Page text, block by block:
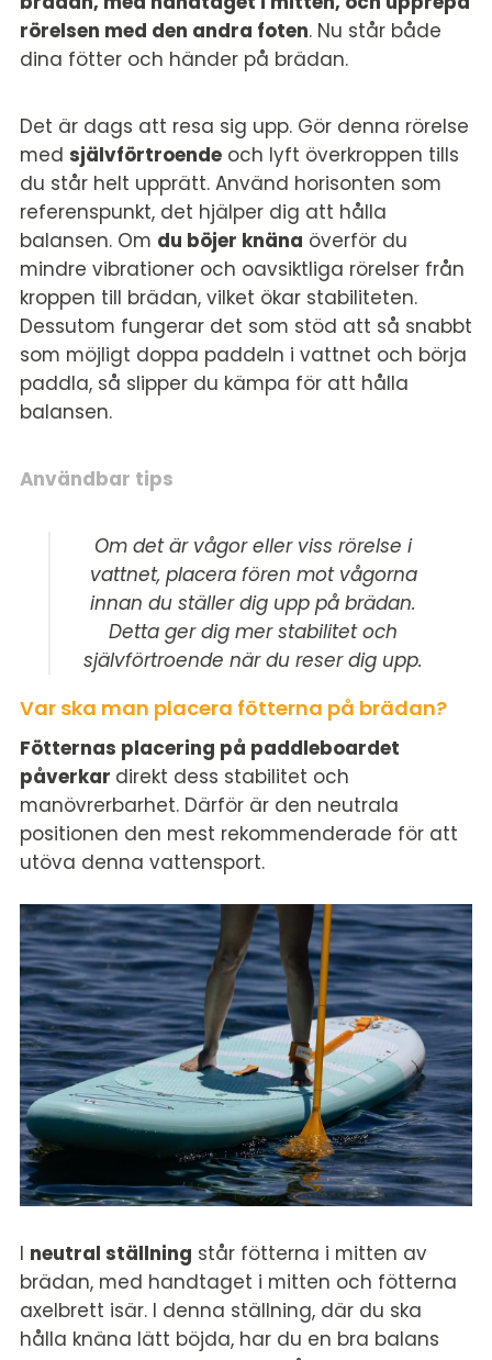
rörelsen med den andra foten. Nu står både
dina fötter och händer på brädan.
Det är dags att resa sig upp. Gör denna rörelse
med självförtroendeoch lyft överkroppen tills
du står helt upprätt. Använd horisonten som
referenspunkt, det hjälper dig att hålla
balansen. Om du böjer knäna överför du
mindre vibrationer och oavsiktliga rörelser från
kroppen till brädan, vilket ökar stabiliteten.
Dessutom fungerar det som stöd att så snabbt
som möjligt doppa paddeln i vattnet och börja
paddla, så slipper du kämpa för att hålla
balansen.
Användbar tips
Om det är vågor eller viss rörelse i
vattnet, placera fören mot vågorna
innan du ställer dig upp på brädan.
Detta ger dig mer stabilitet och
självförtroende när du reser dig upp.
Var ska man placera fötterna på brädan?
Fötternas placering på paddleboardet
påverkar direkt dess stabilitet och
manövrerbarhet. Därför är den neutrala
positionen den mest rekommenderade för att
utöva denna vattensport.
I neutral ställning står fötterna i mitten av
brädan, med handtaget i mitten och fötterna
axelbrett isär. I denna ställning, där du ska
hålla knäna lätt böjda, har du en bra balans